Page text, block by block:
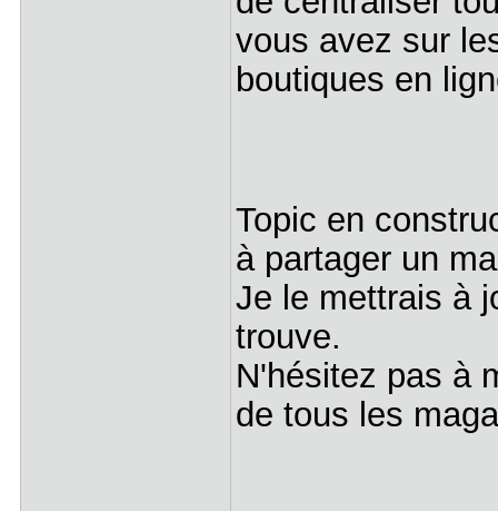
vous avez sur
boutiques en
Topic en
à partager un
Je le mettrais à
trouve.
N'hésitez pas à
de tous les